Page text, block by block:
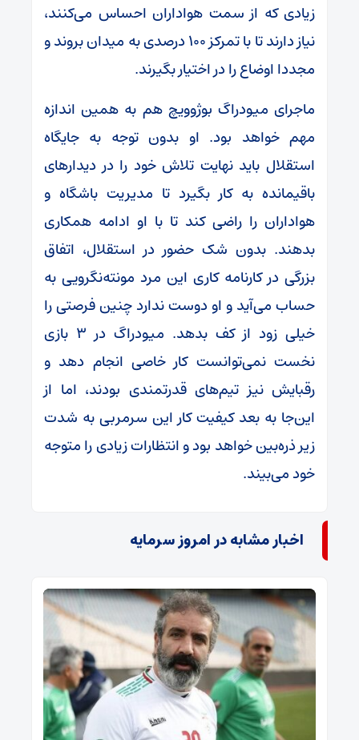
زیادی که از سمت هواداران احساس می‌کنند،
نیاز دارند تا با تمرکز ۱۰۰ درصدی به میدان بروند و
مجددا اوضاع را در اختیار بگیرند.
ماجرای میودراگ بوژوویچ هم به همین اندازه
مهم خواهد بود. او بدون توجه به جایگاه
استقلال باید نهایت تلاش خود را در دیدار‌های
باقیمانده به کار بگیرد تا مدیریت باشگاه و
هواداران را راضی کند تا با او ادامه همکاری
بدهند. بدون شک حضور در استقلال، اتفاق
بزرگی در کارنامه کاری این مرد مونته‌نگرویی به
حساب می‌آید و او دوست ندارد چنین فرصتی را
خیلی زود از کف بدهد. میودراگ در ۳ بازی
نخست نمی‌توانست کار خاصی انجام دهد و
رقبایش نیز تیم‌های قدرتمندی بودند، اما از
این‌جا به بعد کیفیت کار این سرمربی به شدت
زیر ذره‌بین خواهد بود و انتظارات زیادی را متوجه
خود می‌بیند.
اخبار مشابه در امروز سرمایه